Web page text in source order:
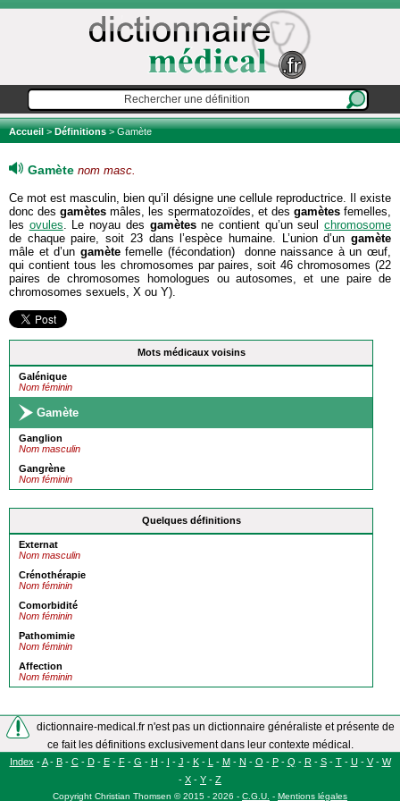
Accueil>Définitions> Gamète
Mots médicaux voisins
Galénique
Nom féminin
Gamète
Ganglion
Nom masculin
Gangrène
Nom féminin
Quelques définitions
Externat
Nom masculin
Crénothérapie
Nom féminin
Comorbidité
Nom féminin
Pathomimie
Nom féminin
Affection
Nom féminin
Gamète nom masc.
Ce mot est masculin, bien qu’il désigne une cellule reproductrice. Il existe
donc desgamètes mâles, les spermatozoïdes, et des gamètesfemelles,
les ovules. Le noyau des gamètesne contient qu’un seulchromosome
de chaque paire, soit 23 dans l’espèce humaine. L’union d’un gamète
mâle et d’un gamètefemelle (fécondation) donne naissance à un œuf,
qui contient tous les chromosomes par paires, soit 46 chromosomes (22
paires de chromosomes homologues ou autosomes, et une paire de
chromosomes sexuels, X ou Y).
dictionnaire-medical.fr n'est pas un dictionnaire généraliste et présente de
ce fait les définitions exclusivement dans leur contexte médical.
Index -A- B- C- D- E- F- G - H - I - J - K- L - M- N - O - P- Q - R- S- T- U- V- W
- X - Y - Z
Copyright Christian Thomsen ©2015 - 2026 - C.G.U. - Mentions légales